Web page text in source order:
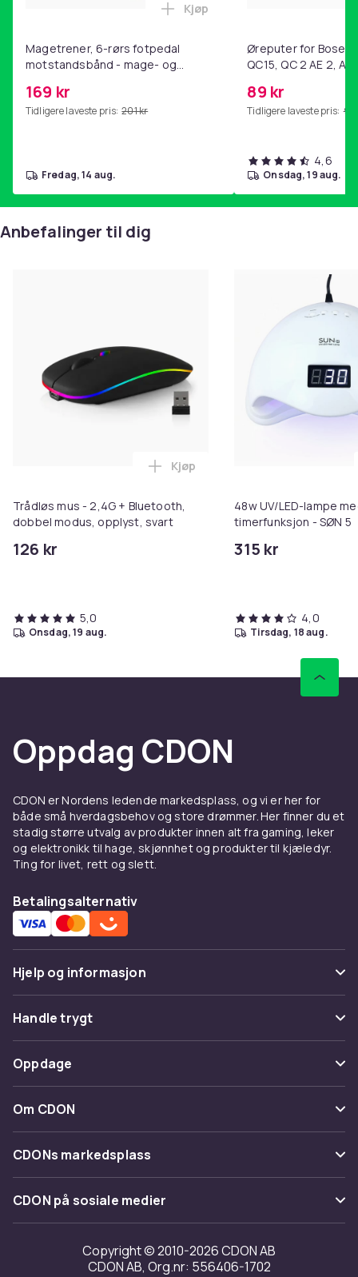
Magetrener, 6-rørs fotpedal
motstandsbånd - mage- og
hjemmegymnastikk Pink
169 kr
Tidligere laveste pris: 201 kr
Legg Magetrener, 6-rørs
Kjøp
fredag, 14 aug.
Øreputer for Bose
QC15, QC 2 AE 2, AE
89 kr
Tidligere laveste pris: 99
4,6
onsdag, 19 aug.
Anbefalinger til dig
Trådløs mus - 2,4G + Bluetooth,
dobbel modus, opplyst, svart
126 kr
Legg Trådløs mus - 2,4G +
Kjøp
5,0
onsdag, 19 aug.
48w UV/LED-lampe
timerfunksjon - SØN 5
315 kr
4,0
tirsdag, 18 aug.
Oppdag CDON
CDON er Nordens ledende markedsplass, og vi er her for
både små hverdagsbehov og store drømmer. Her finner du et
stadig større utvalg av produkter innen alt fra gaming, leker
og elektronikk til hage, skjønnhet og produkter til kjæledyr.
Ting for livet, rett og slett.
Betalingsalternativ
Hjelp og informasjon
Vanlige spørsmål
Spor pakke
Angre & returner her
Kontakt oss
Handle trygt
Betaling
Levering
Tilbakekallinger
Oppdage
Kategorier
Varemerker
Om CDON
Om oss
Kundeanmeldelser
Jobbe på CDON
Investor relations
CDONs markedsplass
Merchant Help Center
CDON på sosiale medier
Copyright © 2010-2026 CDON AB
CDON AB, Org.nr: 556406-1702